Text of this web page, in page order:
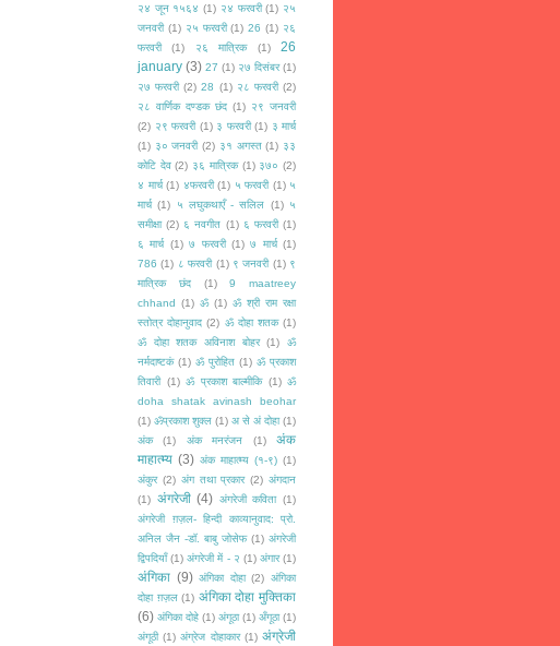
२४ जून १५६४ (1) २४ फरवरी (1) २५
जनवरी (1) २५ फरवरी (1) 26 (1) २६
फरवरी
(1) २६ मात्रिक (1)
26
january (3) 27 (1) २७ दिसंबर (1)
२७ फरवरी (2) 28 (1) २८ फरवरी (2)
२८ वार्णिक दण्डक छंद (1) २९ जनवरी
(2) २९ फरवरी (1) ३ फरवरी (1) ३ मार्च
(1) ३० जनवरी (2) ३१ अगस्त (1) ३३
कोटि देव (2) ३६ मात्रिक (1) ३७० (2)
४ मार्च (1) ४फरवरी (1) ५ फरवरी (1) ५
मार्च (1) ५ लघुकथाएँ - सलिल (1) ५
समीक्षा (2) ६ नवगीत (1) ६ फरवरी (1)
६ मार्च (1) ७ फरवरी (1) ७ मार्च (1)
786 (1) ८ फरवरी (1) ९ जनवरी (1) ९
मात्रिक छंद
(1)
9 maatreey
chhand (1) ॐ (1) ॐ श्री राम रक्षा
स्तोत्र दोहानुवाद (2) ॐ दोहा शतक (1)
ॐ दोहा शतक अविनाश बोहर
(1)
ॐ
नर्मदाष्टकं (1) ॐ पुरोहित (1) ॐ प्रकाश
तिवारी (1) ॐ प्रकाश बाल्मीकि (1) ॐ
doha shatak avinash beohar
(1) ॐप्रकाश शुक्ल (1) अ से अं दोहा (1)
अंक
(1) अंक मनरंजन (1)
अंक
माहात्म्य (3) अंक माहात्म्य (१-९) (1)
अंकुर (2) अंग तथा प्रकार (2) अंगदान
(1) अंगरेजी (4) अंगरेजी कविता (1)
अंगरेजी ग़ज़ल- हिन्दी काव्यानुवाद: प्रो.
अनिल जैन -डॉ. बाबु जोसेफ (1) अंगरेजी
द्विपदियाँ (1) अंगरेजी में - २ (1) अंगार (1)
अंगिका (9) अंगिका दोहा (2) अंगिका
दोहा ग़ज़ल (1) अंगिका दोहा मुक्तिका
(6) अंगिका दोहे (1) अंगूठा (1) अँगूठा (1)
अंगूठी (1) अंग्रेज दोहाकार (1) अंग्रेजी